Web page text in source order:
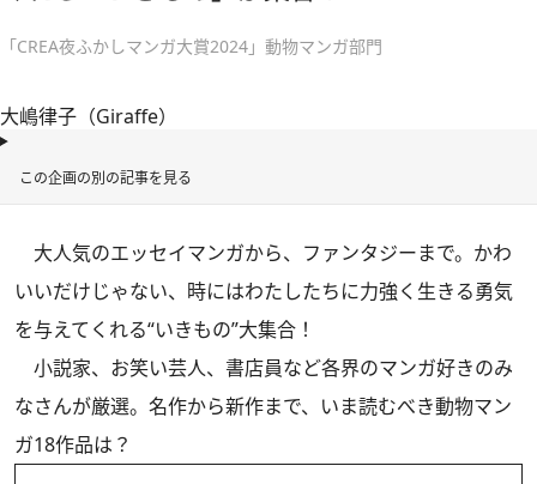
「CREA夜ふかしマンガ大賞2024」動物マンガ部門
大嶋律子（Giraffe）
この企画の別の記事を見る
大人気のエッセイマンガから、ファンタジーまで。かわ
いいだけじゃない、時にはわたしたちに力強く生きる勇気
を与えてくれる“いきもの”大集合！
小説家、お笑い芸人、書店員など各界のマンガ好きのみ
なさんが厳選。名作から新作まで、いま読むべき動物マン
ガ18作品は？